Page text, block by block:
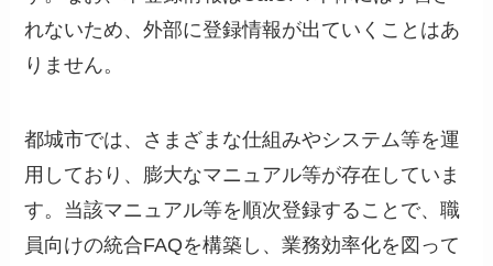
れないため、外部に登録情報が出ていくことはあ
りません。
都城市では、さまざまな仕組みやシステム等を運
用しており、膨大なマニュアル等が存在していま
す。当該マニュアル等を順次登録することで、職
員向けの統合FAQを構築し、業務効率化を図って